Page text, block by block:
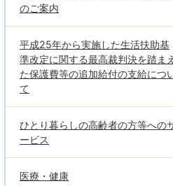
のご案内
平成25年から実施した生活扶助基
準改定に関する最高裁判決を踏まえ
た保護費等の追加給付の支給につ
て
ひとり暮らしの高齢者の方等への
ービス
医療・健康